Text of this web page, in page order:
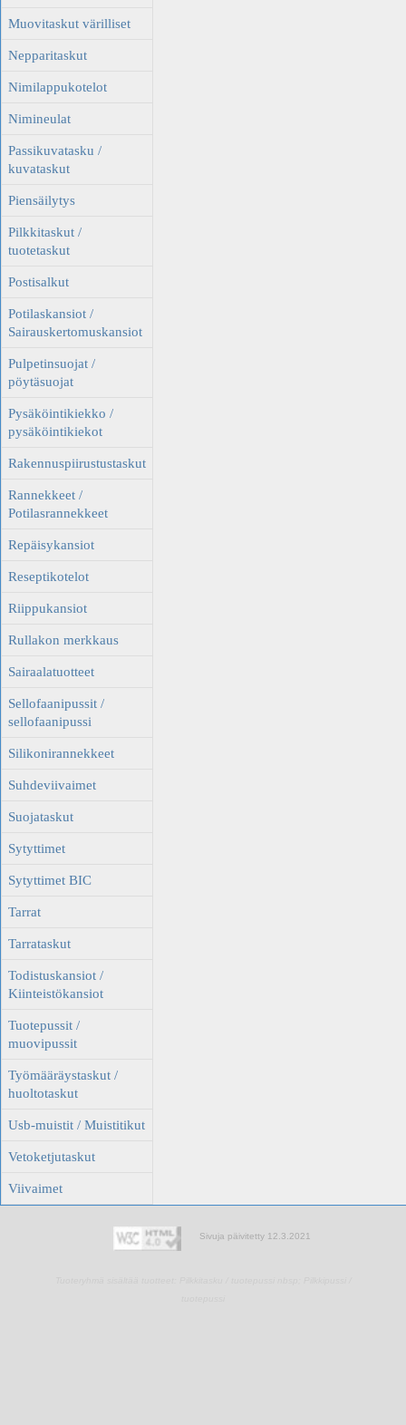
Muovitaskut värilliset
Nepparitaskut
Nimilappukotelot
Nimineulat
Passikuvatasku /
kuvataskut
Piensäilytys
Pilkkitaskut /
tuotetaskut
Postisalkut
Potilaskansiot /
Sairauskertomuskansiot
Pulpetinsuojat /
pöytäsuojat
Pysäköintikiekko /
pysäköintikiekot
Rakennuspiirustustaskut
Rannekkeet /
Potilasrannekkeet
Repäisykansiot
Reseptikotelot
Riippukansiot
Rullakon merkkaus
Sairaalatuotteet
Sellofaanipussit /
sellofaanipussi
Silikonirannekkeet
Suhdeviivaimet
Suojataskut
Sytyttimet
Sytyttimet BIC
Tarrat
Tarrataskut
Todistuskansiot /
Kiinteistökansiot
Tuotepussit /
muovipussit
Työmääräystaskut /
huoltotaskut
Usb-muistit / Muistitikut
Vetoketjutaskut
Viivaimet
Sivuja päivitetty 12.3.2021